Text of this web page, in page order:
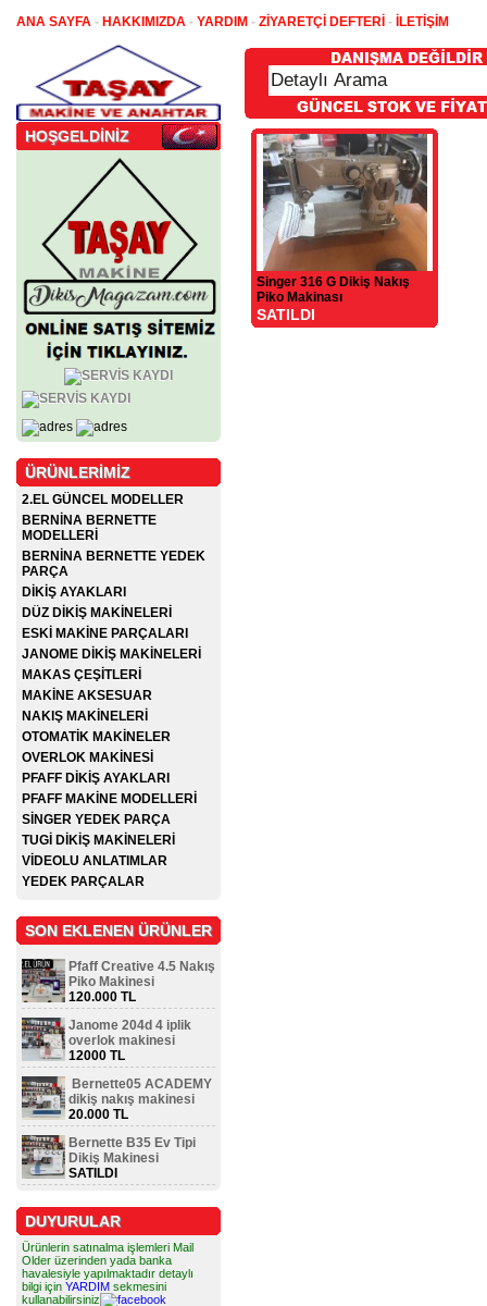
ANA SAYFA - HAKKIMIZDA - YARDIM - ZİYARETÇİ DEFTERİ - İLETİŞİM
HOŞGELDİNİZ
ÜRÜNLERİMİZ
2.EL GÜNCEL MODELLER
BERNİNA BERNETTE
MODELLERİ
BERNİNA BERNETTE YEDEK
PARÇA
DİKİŞ AYAKLARI
DÜZ DİKİŞ MAKİNELERİ
ESKİ MAKİNE PARÇALARI
JANOME DİKİŞ MAKİNELERİ
MAKAS ÇEŞİTLERİ
MAKİNE AKSESUAR
NAKIŞ MAKİNELERİ
OTOMATİK MAKİNELER
OVERLOK MAKİNESİ
PFAFF DİKİŞ AYAKLARI
PFAFF MAKİNE MODELLERİ
SİNGER YEDEK PARÇA
TUGİ DİKİŞ MAKİNELERİ
VİDEOLU ANLATIMLAR
YEDEK PARÇALAR
SON EKLENEN ÜRÜNLER
Pfaff Creative 4.5 Nakış
Piko Makinesi
120.000 TL
Janome 204d 4 iplik
overlok makinesi
12000 TL
Bernette05 ACADEMY
dikiş nakış makinesi
20.000 TL
Bernette B35 Ev Tipi
Dikiş Makinesi
SATILDI
DUYURULAR
Ürünlerin satınalma işlemleri Mail
Older üzerinden yada banka
havalesiyle yapılmaktadır detaylı
bilgi için YARDIM sekmesini
kullanabilirsiniz
Singer 316 G Dikiş Nakış
Piko Makinası
SATILDI